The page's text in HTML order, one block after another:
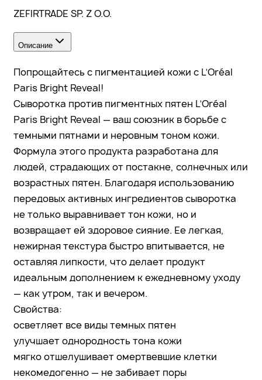
ZEFIRTRADE SP. Z O.O.
Описание
Попрощайтесь с пигментацией кожи с L’Oréal
Paris Bright Reveal!
Сыворотка против пигментных пятен L’Oréal
Paris Bright Reveal — ваш союзник в борьбе с
темными пятнами и неровным тоном кожи.
Формула этого продукта разработана для
людей, страдающих от постакне, солнечных или
возрастных пятен. Благодаря использованию
передовых активных ингредиентов сыворотка
не только выравнивает тон кожи, но и
возвращает ей здоровое сияние. Ее легкая,
нежирная текстура быстро впитывается, не
оставляя липкости, что делает продукт
идеальным дополнением к ежедневному уходу
— как утром, так и вечером.
Свойства:
осветляет все виды темных пятен
улучшает однородность тона кожи
мягко отшелушивает омертвевшие клетки
некомедогенно — не забивает поры